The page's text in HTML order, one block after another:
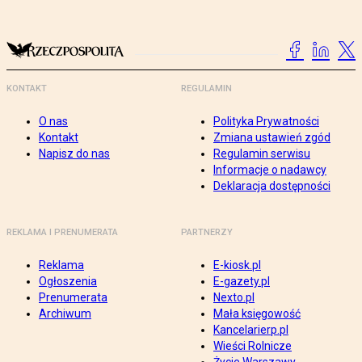
KONTAKT
O nas
Kontakt
Napisz do nas
REGULAMIN
Polityka Prywatności
Zmiana ustawień zgód
Regulamin serwisu
Informacje o nadawcy
Deklaracja dostępności
REKLAMA I PRENUMERATA
Reklama
Ogłoszenia
Prenumerata
Archiwum
PARTNERZY
E-kiosk.pl
E-gazety.pl
Nexto.pl
Mała księgowość
Kancelarierp.pl
Wieści Rolnicze